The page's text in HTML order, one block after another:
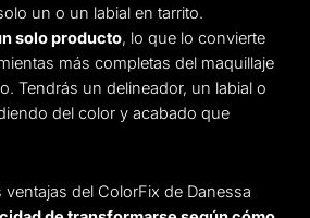
un o un labial en tarrito.
solo producto, lo que lo convierte
más completas del maquillaje
Tendrás un delineador, un labial o
del color y acabado que
ventajas del ColorFix de Danessa